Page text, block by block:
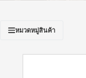
หมวดหมู่สินค้า